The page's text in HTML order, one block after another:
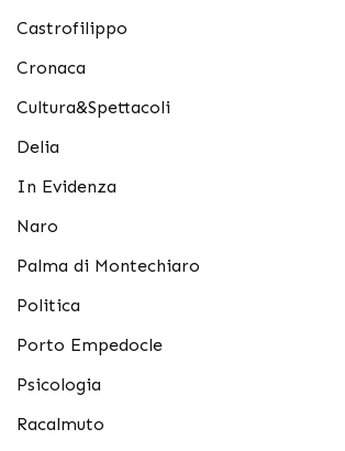
Castrofilippo
Cronaca
Cultura&Spettacoli
Delia
In Evidenza
Naro
Palma di Montechiaro
Politica
Porto Empedocle
Psicologia
Racalmuto